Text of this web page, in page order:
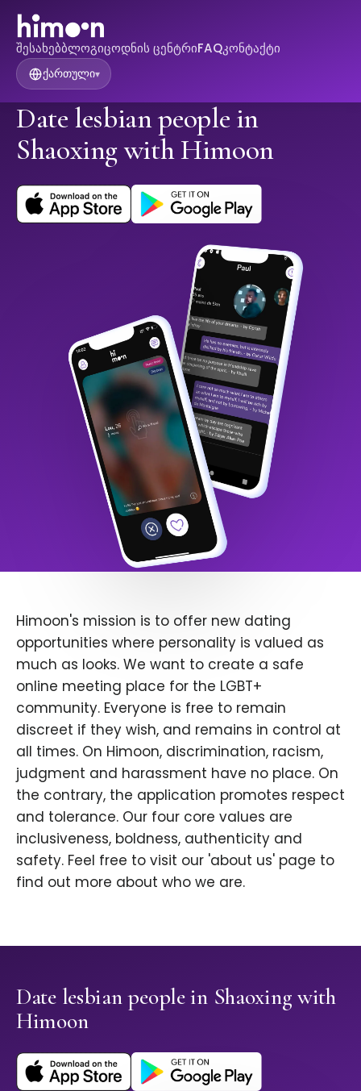
შესახებბლოგიცოდნის ცენტრიFAQკონტაქტი
ქართული▾
Date lesbian people in
Shaoxing with Himoon
Himoon's mission is to offer new dating
opportunities where personality is valued as
much as looks. We want to create a safe
online meeting place for the LGBT+
community. Everyone is free to remain
discreet if they wish, and remains in control at
all times. On Himoon, discrimination, racism,
judgment and harassment have no place. On
the contrary, the application promotes respect
and tolerance. Our four core values are
inclusiveness, boldness, authenticity and
safety. Feel free to visit our 'about us' page to
find out more about who we are.
Date lesbian people in Shaoxing with
Himoon